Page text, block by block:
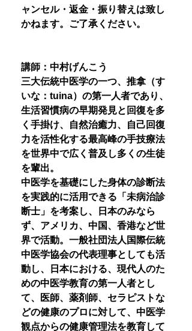
ャンセル・返金・振り替えは致し
かねます。ご了承ください。
講師：中村げんこう
三大伝統中医学の一つ、推拿（す
いな：tuina）の第一人者であり、
生活習慣病の早期発見と回復を多
く手掛け、自然治癒力、自己回復
力を活性化する最高峰の手技療法
を世界中で広く普及し多くの生徒
を輩出。
中医学を基礎にした身体の診断法
を実践的に活用できる「未病治診
断士」を考案し、日本のみなら
ず、アメリカ、中国、香港など世
界で活動。一般社団法人国際伝統
中医学協会の代表理事としても活
動し、日本における、現代人のた
めの中医学教育の第一人者とし
て、医師、薬剤師、セラピストな
どの健康のプロに対して、中医学
観点からの健康管理法を教育して